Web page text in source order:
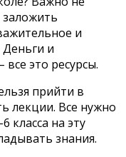
и
и
это ресурсы.
прийти в
лекции. Все нужно
класса на эту
знания.